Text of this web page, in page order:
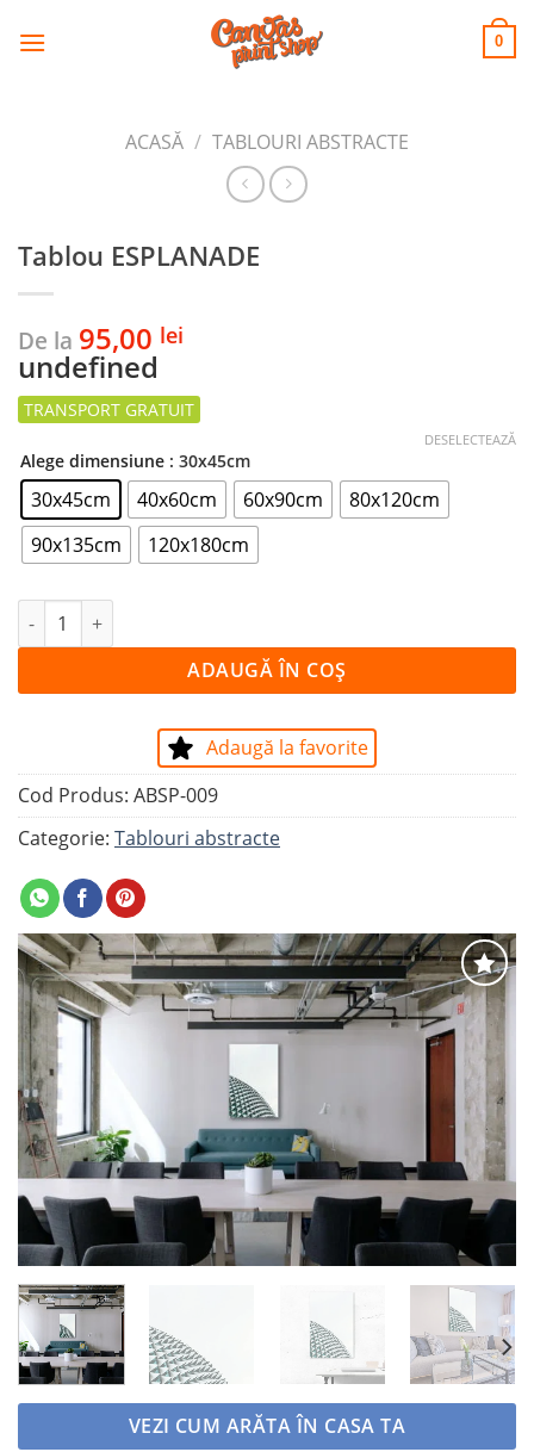
CANVAS
PRINT SHOP 0
ACASĂ / TABLOURI ABSTRACTE
Adaugă
la
favorite
VEZI CUM ARĂTA ÎN CASA TA
Tablou ESPLANADE
De la 95,00 lei
undefined
Alege dimensiune : 30x45cm
30x45cm 40x60cm 60x90cm
80x120cm
90x135cm
120x180cm
DESELECTEAZĂ
Cantitate Tablou ESPLANADE
ADAUGĂ ÎN COȘ
Adaugă la favorite
Cod Produs: ABSP-009
Categorie: Tablouri abstracte